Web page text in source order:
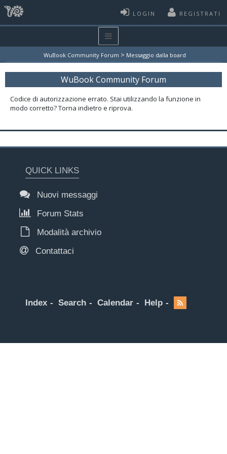
LOGIN REGISTRATI
WuBook Community Forum > Messaggio dalla board
WuBook Community Forum
Codice di autorizzazione errato. Stai utilizzando la funzione in
modo corretto? Torna indietro e riprova.
QUICK LINKS
Nuovi messaggi
Forum Stats
Modalità archivio
Contattaci
Index Search Calendar Help